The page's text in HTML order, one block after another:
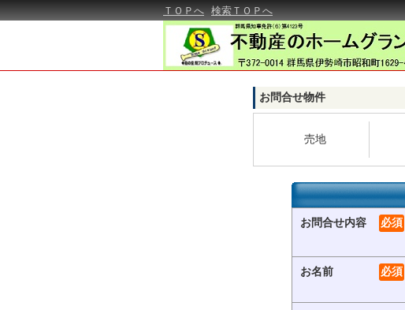
ＴＯＰへ 検索ＴＯＰへ
お問合せ物件
売地
お問合せ内容 必須
お名前 必須